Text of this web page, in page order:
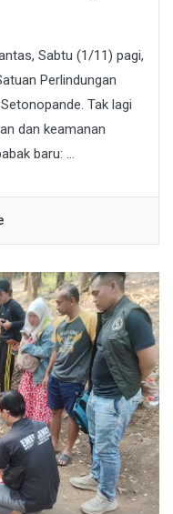
Sabtu (1/11) pagi,
Perlindungan
Tak lagi
dan keamanan
baru: ...